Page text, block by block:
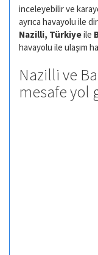
inceleyebilir ve
ayrıca havayolu ile
Nazilli, Türkiyeile
havayolu ile ulaşım
Nazilli ve
mesafe yol